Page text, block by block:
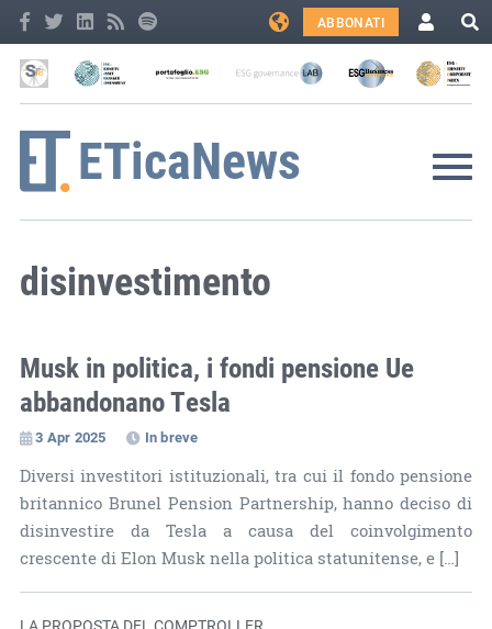
ABBONATI
disinvestimento
Musk in politica, i fondi pensione Ue
abbandonano Tesla
3 Apr 2025 In breve
Diversi investitori istituzionali, tra cui il fondo pensione
britannico Brunel Pension Partnership, hanno deciso di
disinvestire da Tesla a causa del coinvolgimento
crescente di Elon Musk nella politica statunitense, e […]